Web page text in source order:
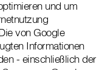
und um
von Google
Informationen
- einschließlich der